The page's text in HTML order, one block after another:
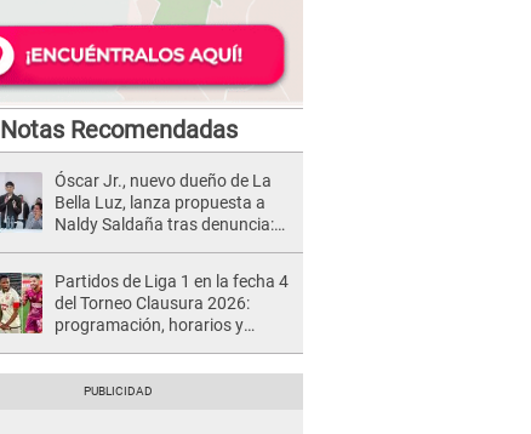
Notas Recomendadas
Óscar Jr., nuevo dueño de La
Bella Luz, lanza propuesta a
Naldy Saldaña tras denuncia:
Partidos de Liga 1 en la fecha 4
del Torneo Clausura 2026:
programación, horarios y